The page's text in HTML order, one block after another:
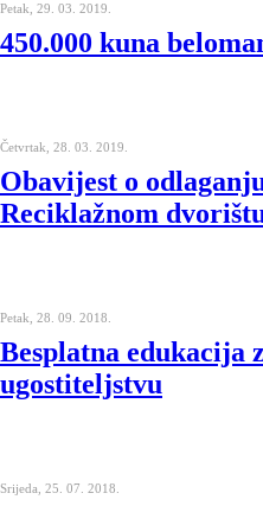
Petak, 29. 03. 2019.
450.000 kuna
Četvrtak, 28. 03. 2019.
Obavijest o
Reciklažnom
Petak, 28. 09. 2018.
Besplatna edukacija
ugostiteljstvu
Srijeda, 25. 07. 2018.